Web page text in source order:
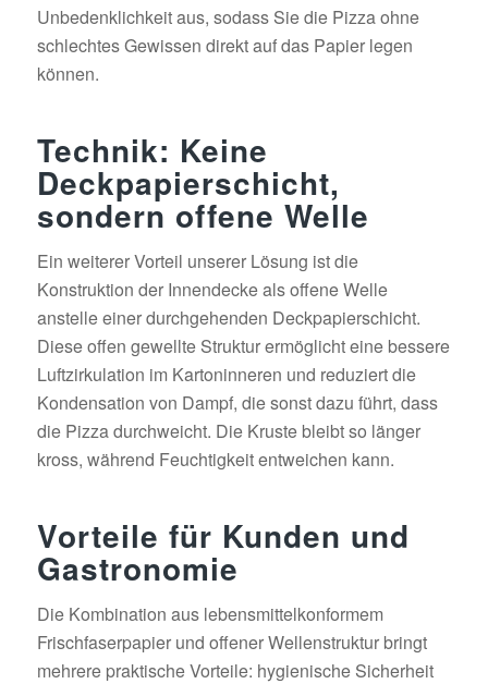
Unbedenklichkeit aus, sodass Sie die Pizza ohne
schlechtes Gewissen direkt auf das Papier legen
können.
Technik: Keine
Deckpapierschicht,
sondern offene Welle
Ein weiterer Vorteil unserer Lösung ist die
Konstruktion der Innendecke als offene Welle
anstelle einer durchgehenden Deckpapierschicht.
Diese offen gewellte Struktur ermöglicht eine bessere
Luftzirkulation im Kartoninneren und reduziert die
Kondensation von Dampf, die sonst dazu führt, dass
die Pizza durchweicht. Die Kruste bleibt so länger
kross, während Feuchtigkeit entweichen kann.
Vorteile für Kunden und
Gastronomie
Die Kombination aus lebensmittelkonformem
Frischfaserpapier und offener Wellenstruktur bringt
mehrere praktische Vorteile: hygienische Sicherheit